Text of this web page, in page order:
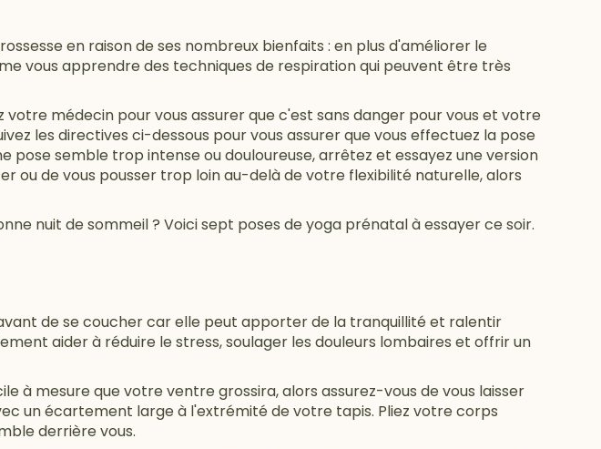
en raison de ses nombreux bienfaits : en plus d'améliorer le
vous apprendre des techniques de respiration qui peuvent être très
médecin pour vous assurer que c'est sans danger pour vous et votre
les directives ci-dessous pour vous assurer que vous effectuez la pose
pose semble trop intense ou douloureuse, arrêtez et essayez une version
ou de vous pousser trop loin au-delà de votre flexibilité naturelle, alors
nuit de sommeil ? Voici sept poses de yoga prénatal à essayer ce soir.
de se coucher car elle peut apporter de la tranquillité et ralentir
aider à réduire le stress, soulager les douleurs lombaires et offrir un
à mesure que votre ventre grossira, alors assurez-vous de vous laisser
un écartement large à l'extrémité de votre tapis. Pliez votre corps
derrière vous.